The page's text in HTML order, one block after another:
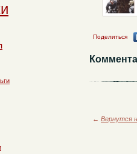
Поделиться
← Вернутся